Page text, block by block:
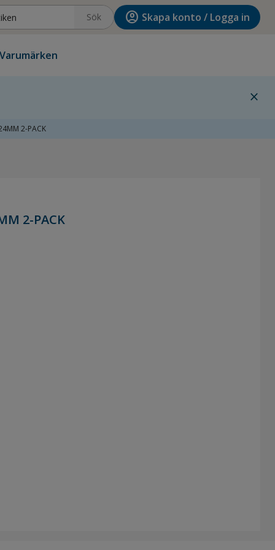
Sök account_circle Skapa konto / Logga in
Varumärken
close
2-PACK
2-PACK